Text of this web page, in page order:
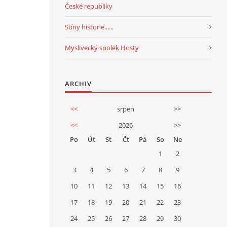
České republiky
Stíny historie......
Myslivecký spolek Hosty
ARCHIV
<< srpen
>>
<<
2026
>>
Po
Út St Čt Pá So
Ne
1
2
3
4 5 6 7 8
9
10
11 12 13 14 15
16
17
18 19 20 21 22
23
24
25 26 27 28 29 30